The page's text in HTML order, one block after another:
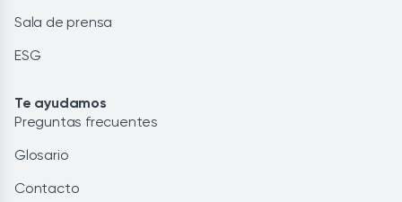
Sala de prensa
ESG
Te ayudamos
Preguntas frecuentes
Glosario
Contacto